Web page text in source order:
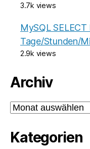
3.7k views
MySQL
Tage/Stunden/
2.9k views
Archiv
Archiv
Kategorien